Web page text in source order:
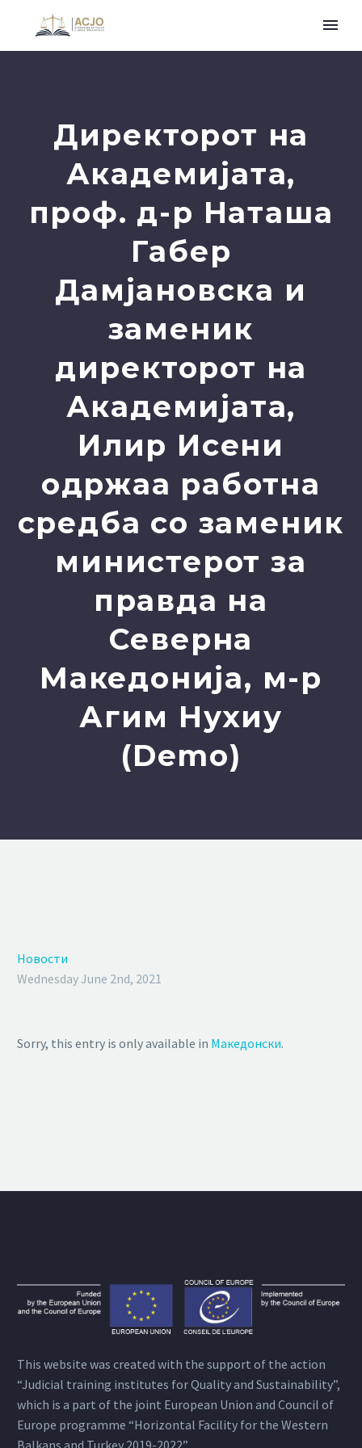
Директорот на
Академијата,
проф. д-р Наташа
Габер
Дамјановска и
заменик
директорот на
Академијата,
Илир Исени
одржаа работна
средба со заменик
министерот за
правда на
Северна
Македонија, м-р
Агим Нухиу
(Demo)
Новости
Wednesday June 2nd, 2021
Sorry, this entry is only available in Македонски.
This website was created with the support of the action
“Judicial training institutes for Quality and Sustainability”,
which is a part of the joint European Union and Council of
Europe programme “Horizontal Facility for the Western